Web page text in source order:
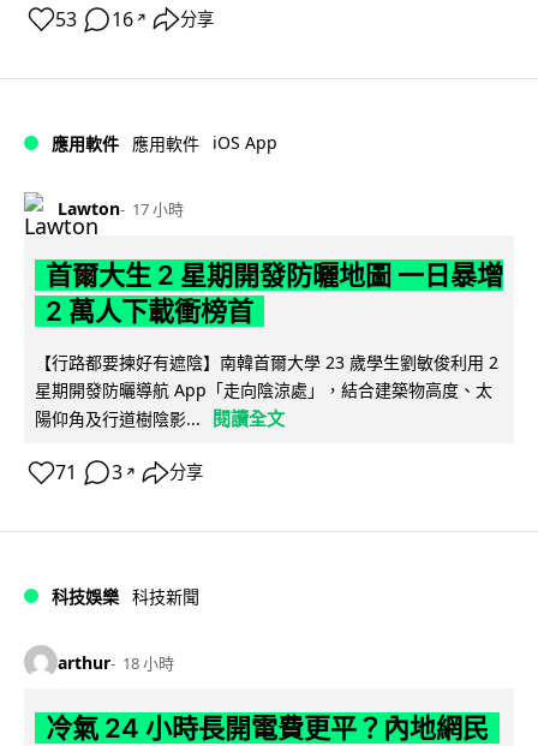
53 16 ↗ 分享
應用軟件 應用軟件 iOS App
Lawton 17 小時
首爾大生 2 星期開發防曬地圖 一日暴增
2 萬人下載衝榜首
【行路都要揀好有遮陰】南韓首爾大學 23 歲學生劉敏俊利用 2
星期開發防曬導航 App「走向陰涼處」，結合建築物高度、太
陽仰角及行道樹陰影...
閱讀全文
71 3 ↗ 分享
科技娛樂 科技新聞
arthur 18 小時
冷氣 24 小時長開電費更平？內地網民